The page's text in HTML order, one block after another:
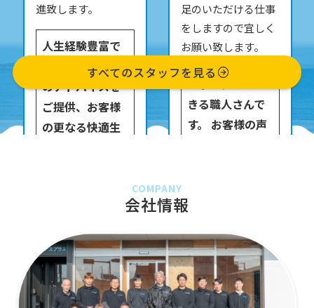
進致します。
人生経験豊富で
様々な角度から
のアドバイスを
ご提供、お客様
の更なる快適生
足のいただける仕事
をしますので宜しく
お願い致します。
丁寧な仕事がで
きる職人さんで
す。 お客様の声
吉田です。
すべてのスタッフを見る
COMPANY
会社情報